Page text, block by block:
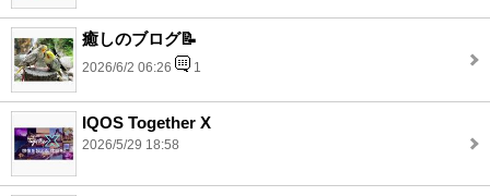
癒しのブログ📝
2026/6/2 06:26 1
IQOS Together X
2026/5/29 18:58